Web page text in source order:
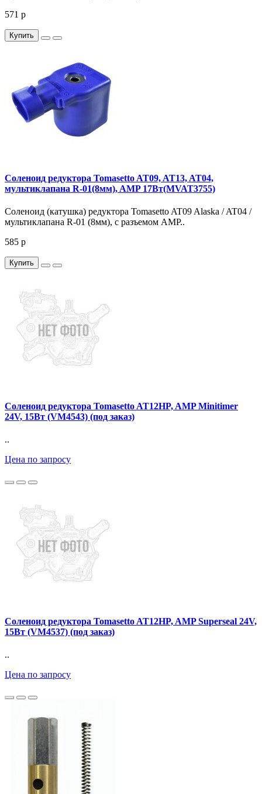
571 р
Купить
Соленоид редуктора Tomasetto AT09, AT13, AT04,
мультиклапана R-01(8мм), AMP 17Вт(MVAT3755)
Соленоид (катушка) редуктора Tomasetto AT09 Alaska / AT04 /
мультиклапана R-01 (8мм), с разъемом AMP..
585 р
Купить
Соленоид редуктора Tomasetto AT12HP, AMP Minitimer
24V, 15Вт (VM4543) (под заказ)
..
Цена по запросу
Соленоид редуктора Tomasetto AT12HP, AMP Superseal 24V,
15Вт (VM4537) (под заказ)
..
Цена по запросу